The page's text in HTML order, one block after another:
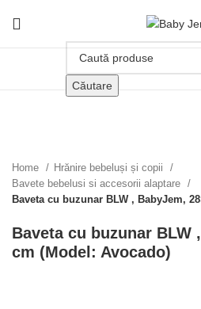
Căutare
Home
Hrănire bebeluși și copii
Bavete bebelusi si accesorii alaptare
Baveta cu buzunar BLW , BabyJem,
Baveta cu buzunar BLW
cm (Model: Avocado)